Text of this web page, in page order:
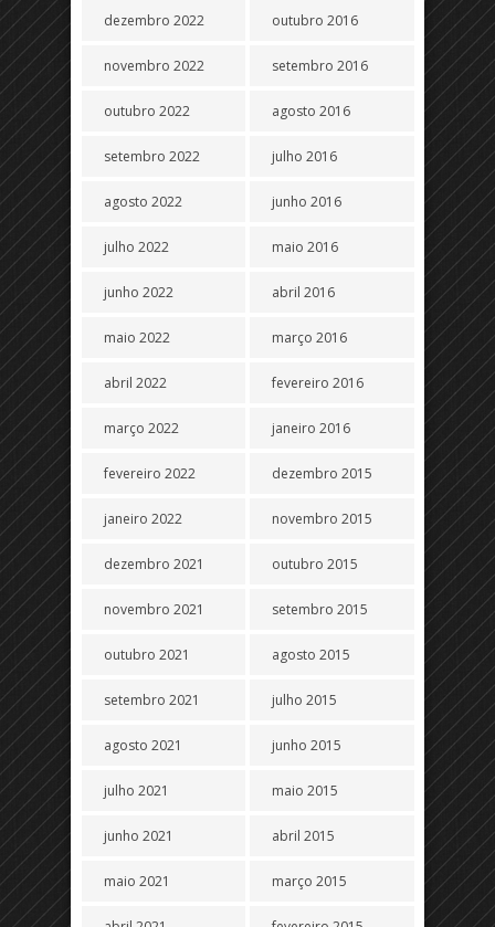
dezembro 2022
novembro 2022
outubro 2022
setembro 2022
agosto 2022
julho 2022
junho 2022
maio 2022
abril 2022
março 2022
fevereiro 2022
janeiro 2022
dezembro 2021
novembro 2021
outubro 2021
setembro 2021
agosto 2021
julho 2021
junho 2021
maio 2021
outubro 2016
setembro 2016
agosto 2016
julho 2016
junho 2016
maio 2016
abril 2016
março 2016
fevereiro 2016
janeiro 2016
dezembro 2015
novembro 2015
outubro 2015
setembro 2015
agosto 2015
julho 2015
junho 2015
maio 2015
abril 2015
março 2015